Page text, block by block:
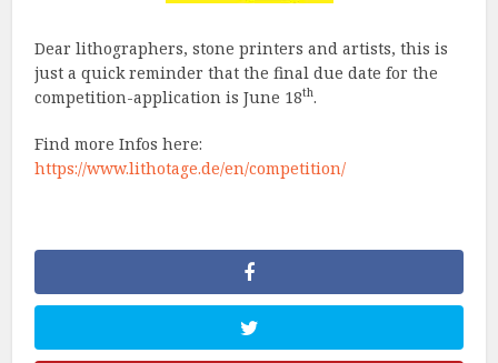
Dear lithographers, stone printers and artists, this is
just a quick reminder that the final due date for the
competition-application is June 18th.
Find more Infos here:
https://www.lithotage.de/en/competition/